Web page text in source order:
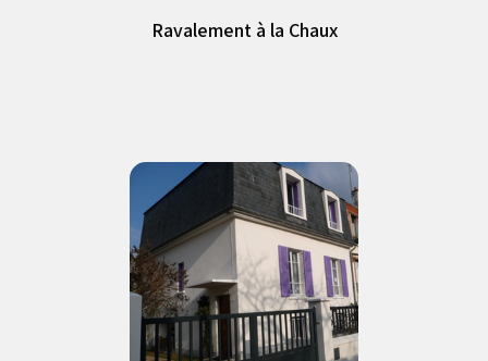
Ravalement à la Chaux
Ravalement à la Chaux